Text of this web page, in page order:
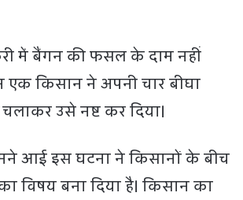
में बैंगन की फसल के दाम नहीं
किसान ने अपनी चार बीघा
उसे नष्ट कर दिया।
आई इस घटना ने किसानों के बीच
विषय बना दिया है। किसान का